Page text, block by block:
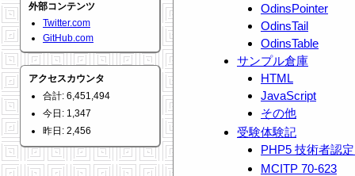
外部コンテンツ
Twitter.com
GitHub.com
アクセスカウンタ
合計: 6,451,494
今日: 1,347
昨日: 2,456
OdinsPointer
OdinsTail
OdinsTable
サンプル倉庫
HTML
JavaScript
その他
受験体験記
PHP5 技術者認
MCITP 70-623